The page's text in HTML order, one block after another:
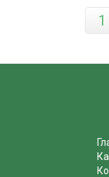
1